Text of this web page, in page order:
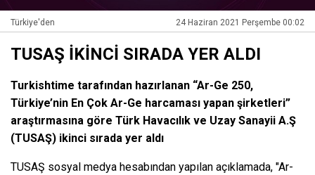
Türkiye'den 24 Haziran 2021 Perşembe 00:02
TUSAŞ İKİNCİ SIRADA YER ALDI
Turkishtime tarafından hazırlanan “Ar-Ge 250,
Türkiye’nin En Çok Ar-Ge harcaması yapan şirketleri”
araştırmasına göre Türk Havacılık ve Uzay Sanayii A.Ş
(TUSAŞ) ikinci sırada yer aldı
TUSAŞ sosyal medya hesabından yapılan açıklamada, "Ar-